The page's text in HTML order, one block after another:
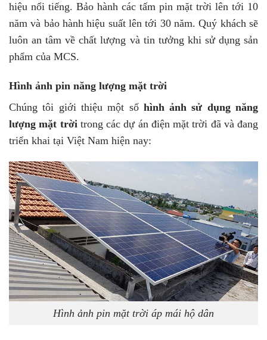
hiệu nổi tiếng. Bảo hành các tấm pin mặt trời lên tới 10
năm và bảo hành hiệu suất lên tới 30 năm. Quý khách sẽ
luôn an tâm về chất lượng và tin tưởng khi sử dụng sản
phẩm của MCS.
Hình ảnh pin năng lượng mặt trời
Chúng tôi giới thiệu một số hình ảnh sử dụng năng
lượng mặt trời trong các dự án điện mặt trời đã và đang
triển khai tại Việt Nam hiện nay:
Hình ảnh pin mặt trời áp mái hộ dân